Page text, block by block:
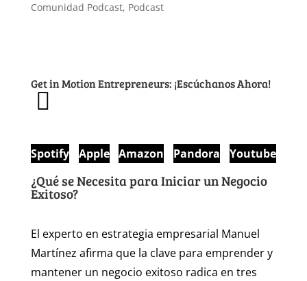
Comunidad Podcast, Podcast
Get in Motion Entrepreneurs: ¡Escúchanos Ahora!
Spotify Apple Amazon Pandora Youtube
¿Qué se Necesita para Iniciar un Negocio
Exitoso?
El experto en estrategia empresarial Manuel
Martínez afirma que la clave para emprender y
mantener un negocio exitoso radica en tres